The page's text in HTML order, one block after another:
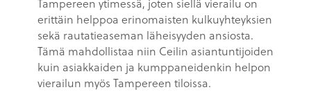
Tampereen ytimessä, joten siellä vierailu on
erittäin helppoa erinomaisten kulkuyhteyksien
sekä rautatieaseman läheisyyden ansiosta.
Tämä mahdollistaa niin Ceilin asiantuntijoiden
kuin asiakkaiden ja kumppaneidenkin helpon
vierailun myös Tampereen tiloissa.